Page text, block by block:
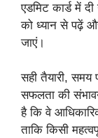
एडमिट कार्ड में
को ध्यान से पढ़ें
जाएं।
सही तैयारी, समय
सफलता की
है कि वे
ताकि किसी